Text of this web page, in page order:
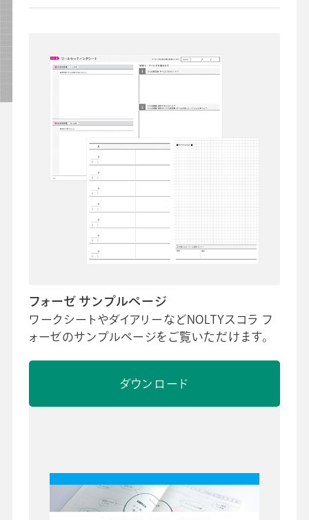
フォーゼ サンプルページ
ワークシートやダイアリーなどNOLTYスコラ フ
ォーゼのサンプルページをご覧いただけます。
ダウンロード